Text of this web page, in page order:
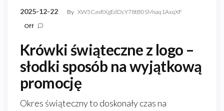
2025-12-22 By XW5CasRXgEdDcY78tB0SMsaq1AxqXF
Off
Krówki świąteczne z logo –
słodki sposób na wyjątkową
promocję
Okres świąteczny to doskonały czas na